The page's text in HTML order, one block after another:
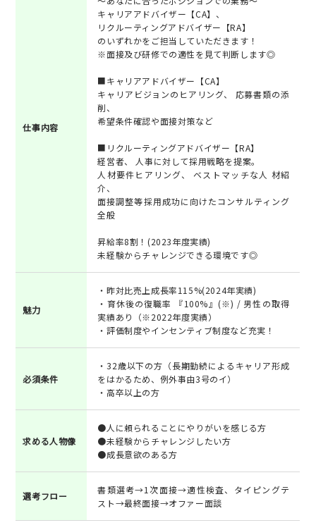
仕事内容
キャリアアドバイザー【CA】、
リクルーティングアドバイザー【RA】
のいずれかをご担当していただきます！
※面接及び研修での適性を見て判断します◎
■キャリアアドバイザー【CA】
キャリアビジョンのヒアリング、 応募書類の添
削、
希望条件確認や面接対策など
■リクルーティングアドバイザー【RA】
経営者、 人事に対して採用戦略を提案。
人材要件ヒアリング、 ベストマッチな人 材紹
介、
面接調整等採用成功に向けたコンサルティング
全般
昇給率8割！(2023年度実績)
未経験からチャレンジできる環境です◎
魅力
・昨対比売上成長率115%(2024年実績)
・育休後の復職率 『100%』(※) / 男性の取得
実績あり（※2022年度実績）
・評価制度やインセンティブ制度など充実！
必須条件
・32歳以下の方（長期勤続によるキャリア形成
をはかるため、例外事由3号のイ）
・高卒以上の方
求める人物像
●人に頼られることにやりがいを感じる方
●未経験からチャレンジしたい方
●成長意欲のある方
選考フロー
書類選考→1次面接→適性検査、タイピングテ
スト→最終面接→オファー面談